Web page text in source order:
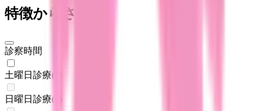
特徴からさがす
診察時間
土曜日診療(
日曜日診療(